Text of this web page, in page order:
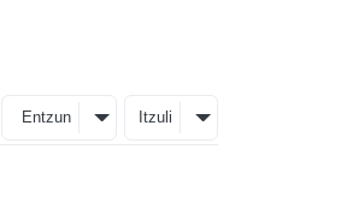
Entzun Itzuli